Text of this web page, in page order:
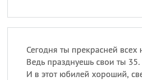
Сегодня ты прекрасней всех
Ведь празднуешь свои ты 35.
И в этот юбилей хороший,